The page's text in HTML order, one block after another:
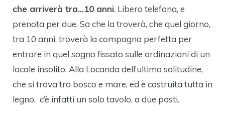
che arriverà tra…10 anni. Libero telefona, e
prenota per due. Sa che la troverà, che quel giorno,
tra 10 anni, troverà la compagna perfetta per
entrare in quel sogno fissato sulle ordinazioni di un
locale insolito. Alla Locanda dell’ultima solitudine,
che si trova tra bosco e mare, ed è costruita tutta in
legno, c’è infatti un solo tavolo, a due posti.